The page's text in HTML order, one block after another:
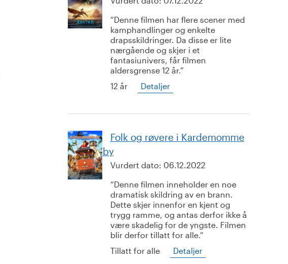
Denne filmen har flere scener med
kamphandlinger og enkelte
drapsskildringer. Da disse er lite
nærgående og skjer i et
fantasiunivers, får filmen
aldersgrense 12 år.
12 år
Detaljer
Folk og røvere i Kardemomme
by
Vurdert dato: 06.12.2022
Denne filmen inneholder en noe
dramatisk skildring av en brann.
Dette skjer innenfor en kjent og
trygg ramme, og antas derfor ikke å
være skadelig for de yngste. Filmen
blir derfor tillatt for alle.
Tillatt for alle
Detaljer